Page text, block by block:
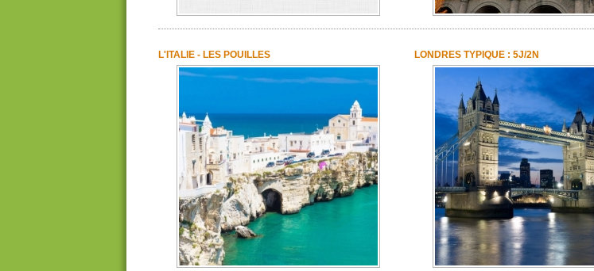
L'ITALIE - LES POUILLES LONDRES TYPIQUE : 5J/2N